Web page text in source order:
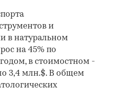
и
в натуральном
на 45% по
в стоимостном -
3,4 млн.$. В общем